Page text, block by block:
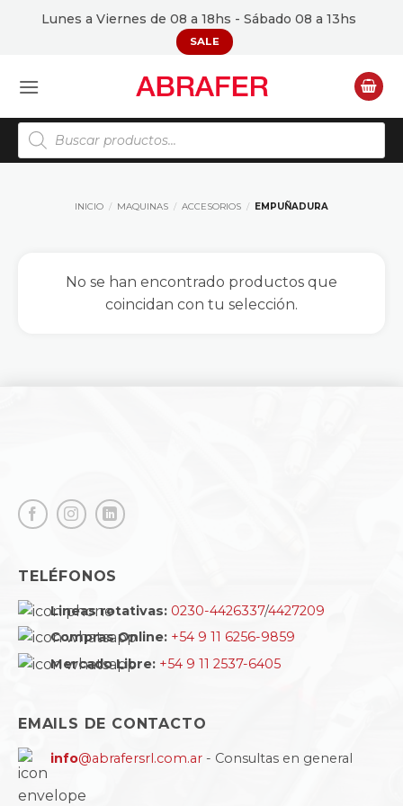
Lunes a Viernes de 08 a 18hs - Sábado 08 a 13hs
SALE
Búsqueda
de
productos
INICIO / MAQUINAS / ACCESORIOS / EMPUÑADURA
No se han encontrado productos que
coincidan con tu selección.
TELÉFONOS
Lineas rotativas: 0230-4426337/4427209
Compras Online: +54 9 11 6256-9859
Mercado Libre: +54 9 11 2537-6405
EMAILS DE CONTACTO
info@abrafersrl.com.ar - Consultas en general